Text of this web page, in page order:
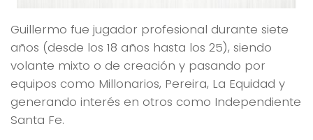
Guillermo fue jugador profesional durante siete
años (desde los 18 años hasta los 25), siendo
volante mixto o de creación y pasando por
equipos como Millonarios, Pereira, La Equidad y
generando interés en otros como Independiente
Santa Fe.